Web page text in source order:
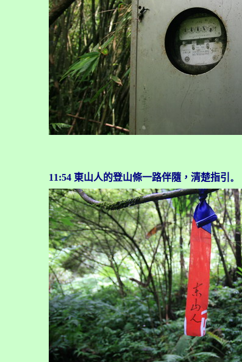
11:54 東山人的登山條一路伴隨，清楚指引 。